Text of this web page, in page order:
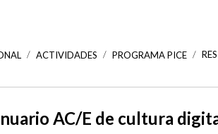
Sobre AC/E
ACTIVIDADES
Actividades
PROGRAMA PICE
Qué es el PICE
Podcast
Red de
AC/E de cultura